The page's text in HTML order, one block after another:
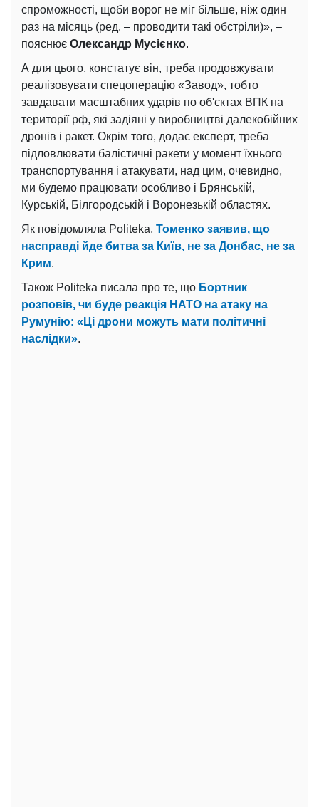
спроможності, щоби ворог не міг більше, ніж один
раз на місяць (ред. – проводити такі обстріли)», –
пояснює Олександр Мусієнко.
А для цього, констатує він, треба продовжувати
реалізовувати спецоперацію «Завод», тобто
завдавати масштабних ударів по об'єктах ВПК на
території рф, які задіяні у виробництві далекобійних
дронів і ракет. Окрім того, додає експерт, треба
підловлювати балістичні ракети у момент їхнього
транспортування і атакувати, над цим, очевидно,
ми будемо працювати особливо і Брянській,
Курській, Білгородській і Воронезькій областях.
Як повідомляла Politeka, Томенко заявив, що
насправді йде битва за Київ, не за Донбас, не за
Крим.
Також Politeka писала про те, що Бортник
розповів, чи буде реакція НАТО на атаку на
Румунію: «Ці дрони можуть мати політичні
наслідки».